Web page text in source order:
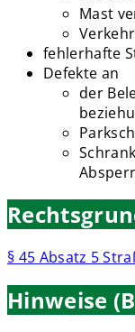
Mast
fehlerhafte
Defekte an
der
§ 45 Absatz 5
Hinweise